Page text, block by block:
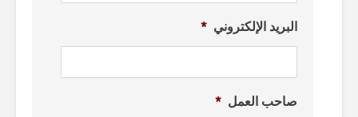
البريد الإلكتروني *
صاحب العمل *